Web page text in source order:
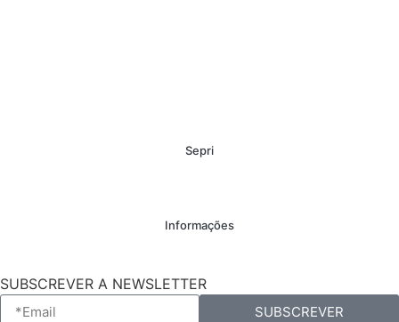
Sepri
Informações
SUBSCREVER A NEWSLETTER
SUBSCREVER